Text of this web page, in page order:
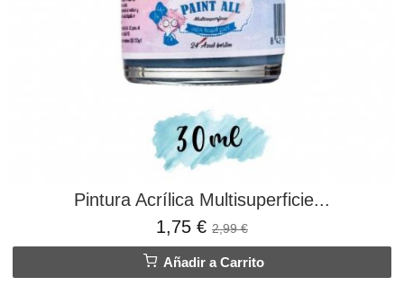
Pintura Acrílica Multisuperficie...
1,75 € 2,99 €
Añadir a Carrito